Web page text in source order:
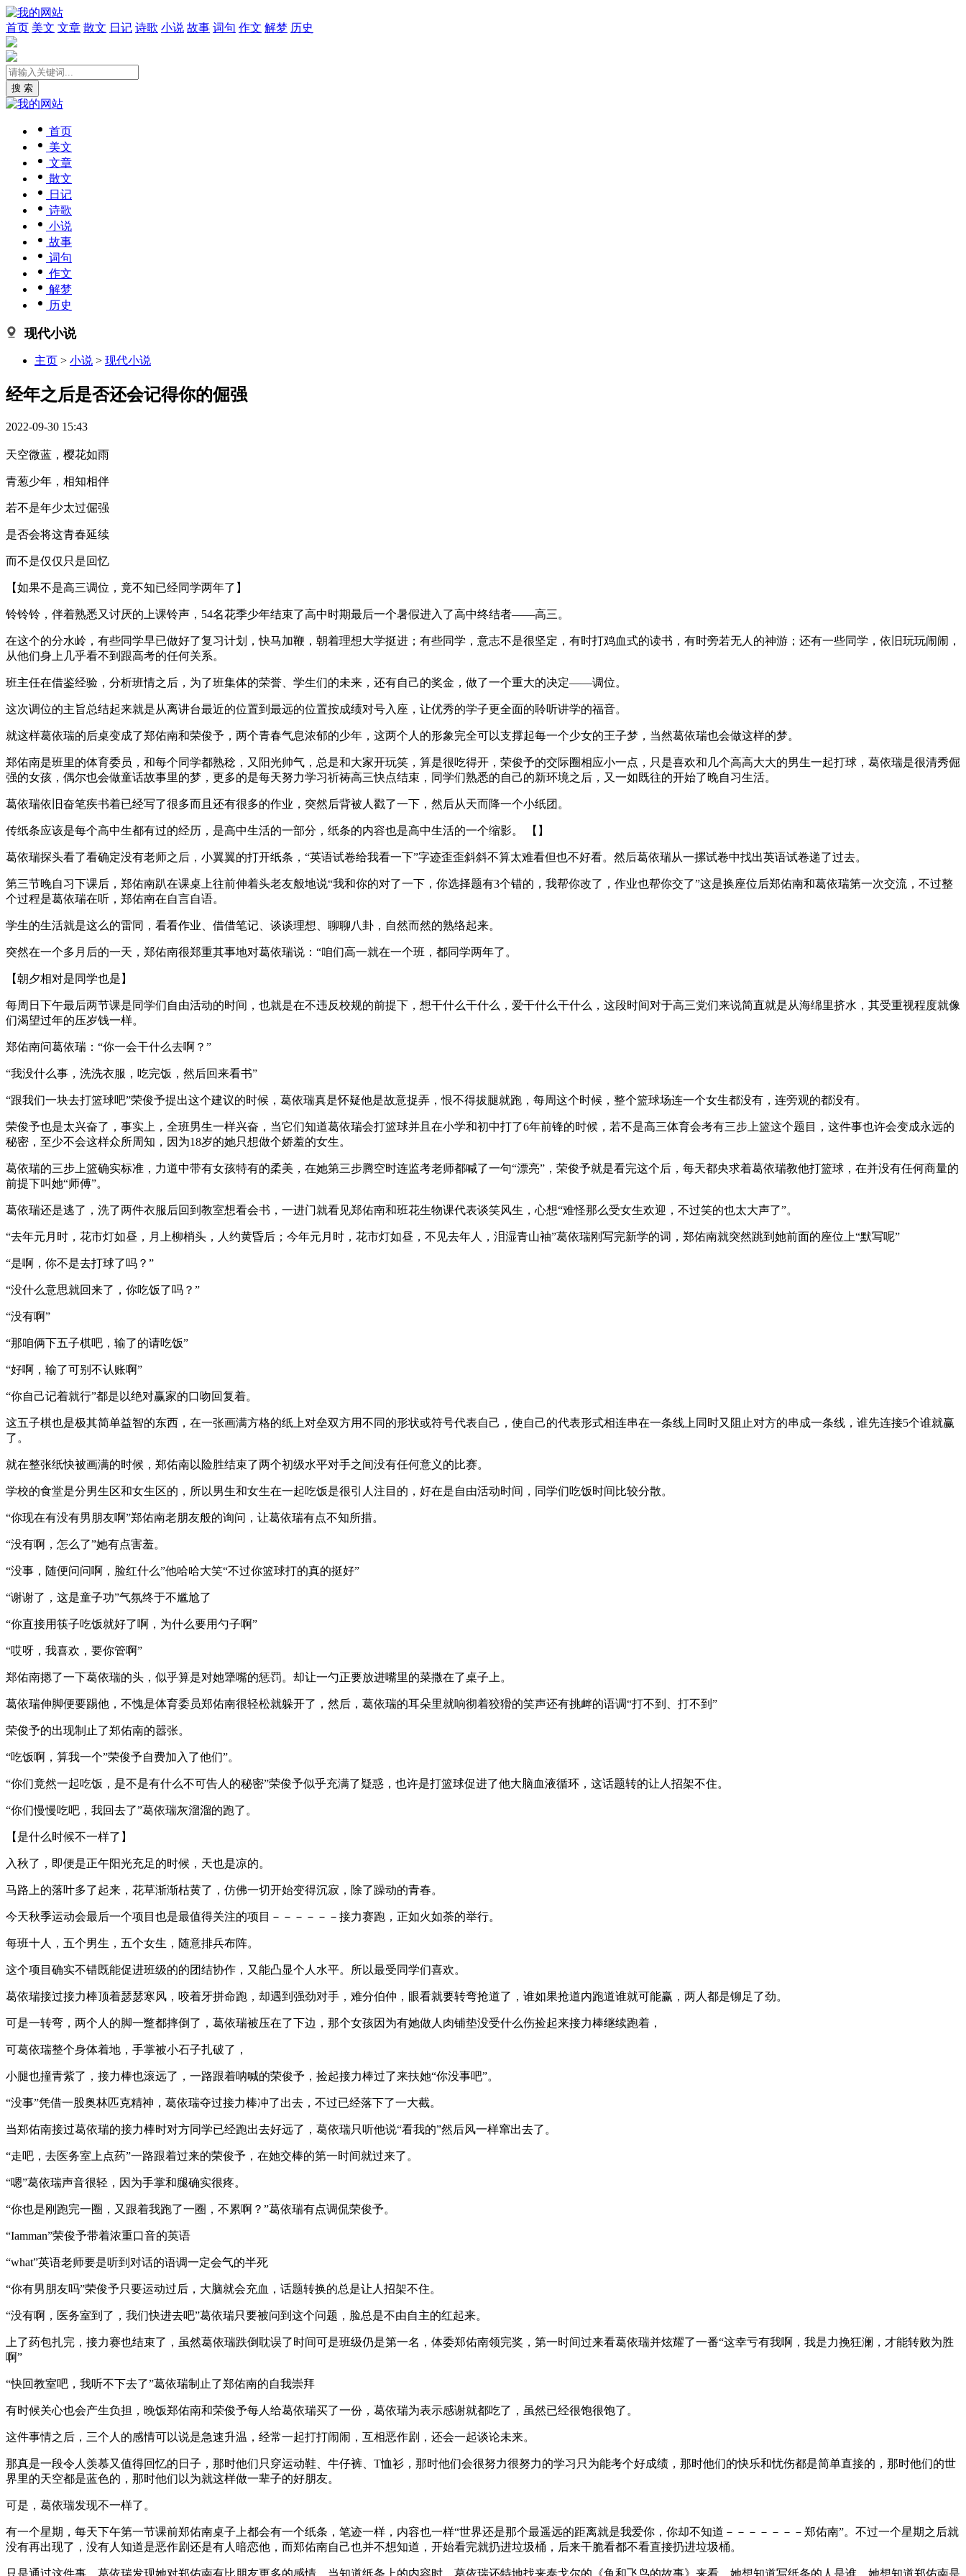
首页 美文 文章 散文 日记 诗歌 小说 故事 词句 作文 解梦 历史
搜 索
首页
美文
文章
散文
日记
诗歌
小说
故事
词句
作文
解梦
历史
现代小说
主页 > 小说 > 现代小说
经年之后是否还会记得你的倔强
2022-09-30 15:43
天空微蓝，樱花如雨
青葱少年，相知相伴
若不是年少太过倔强
是否会将这青春延续
而不是仅仅只是回忆
【如果不是高三调位，竟不知已经同学两年了】
铃铃铃，伴着熟悉又讨厌的上课铃声，54名花季少年结束了高中时期最后一个暑假进入了高中终结者——高三。
在这个的分水岭，有些同学早已做好了复习计划，快马加鞭，朝着理想大学挺进；有些同学，意志不是很坚定，有时打鸡血式的读书，有时旁若无人的神游；还有一些同学，依旧玩玩闹闹，
从他们身上几乎看不到跟高考的任何关系。
班主任在借鉴经验，分析班情之后，为了班集体的荣誉、学生们的未来，还有自己的奖金，做了一个重大的决定——调位。
这次调位的主旨总结起来就是从离讲台最近的位置到最远的位置按成绩对号入座，让优秀的学子更全面的聆听讲学的福音。
就这样葛依瑞的后桌变成了郑佑南和荣俊予，两个青春气息浓郁的少年，这两个人的形象完全可以支撑起每一个少女的王子梦，当然葛依瑞也会做这样的梦。
郑佑南是班里的体育委员，和每个同学都熟稔，又阳光帅气，总是和大家开玩笑，算是很吃得开，荣俊予的交际圈相应小一点，只是喜欢和几个高高大大的男生一起打球，葛依瑞是很清秀倔
强的女孩，偶尔也会做童话故事里的梦，更多的是每天努力学习祈祷高三快点结束，同学们熟悉的自己的新环境之后，又一如既往的开始了晚自习生活。
葛依瑞依旧奋笔疾书着已经写了很多而且还有很多的作业，突然后背被人戳了一下，然后从天而降一个小纸团。
传纸条应该是每个高中生都有过的经历，是高中生活的一部分，纸条的内容也是高中生活的一个缩影。 【】
葛依瑞探头看了看确定没有老师之后，小翼翼的打开纸条，“英语试卷给我看一下”字迹歪歪斜斜不算太难看但也不好看。然后葛依瑞从一摞试卷中找出英语试卷递了过去。
第三节晚自习下课后，郑佑南趴在课桌上往前伸着头老友般地说“我和你的对了一下，你选择题有3个错的，我帮你改了，作业也帮你交了”这是换座位后郑佑南和葛依瑞第一次交流，不过整
个过程是葛依瑞在听，郑佑南在自言自语。
学生的生活就是这么的雷同，看看作业、借借笔记、谈谈理想、聊聊八卦，自然而然的熟络起来。
突然在一个多月后的一天，郑佑南很郑重其事地对葛依瑞说：“咱们高一就在一个班，都同学两年了。
【朝夕相对是同学也是】
每周日下午最后两节课是同学们自由活动的时间，也就是在不违反校规的前提下，想干什么干什么，爱干什么干什么，这段时间对于高三党们来说简直就是从海绵里挤水，其受重视程度就像
们渴望过年的压岁钱一样。
郑佑南问葛依瑞：“你一会干什么去啊？”
“我没什么事，洗洗衣服，吃完饭，然后回来看书”
“跟我们一块去打篮球吧”荣俊予提出这个建议的时候，葛依瑞真是怀疑他是故意捉弄，恨不得拔腿就跑，每周这个时候，整个篮球场连一个女生都没有，连旁观的都没有。
荣俊予也是太兴奋了，事实上，全班男生一样兴奋，当它们知道葛依瑞会打篮球并且在小学和初中打了6年前锋的时候，若不是高三体育会考有三步上篮这个题目，这件事也许会变成永远的
秘密，至少不会这样众所周知，因为18岁的她只想做个娇羞的女生。
葛依瑞的三步上篮确实标准，力道中带有女孩特有的柔美，在她第三步腾空时连监考老师都喊了一句“漂亮”，荣俊予就是看完这个后，每天都央求着葛依瑞教他打篮球，在并没有任何商量的
前提下叫她“师傅”。
葛依瑞还是逃了，洗了两件衣服后回到教室想看会书，一进门就看见郑佑南和班花生物课代表谈笑风生，心想“难怪那么受女生欢迎，不过笑的也太大声了”。
“去年元月时，花市灯如昼，月上柳梢头，人约黄昏后；今年元月时，花市灯如昼，不见去年人，泪湿青山袖”葛依瑞刚写完新学的词，郑佑南就突然跳到她前面的座位上“默写呢”
“是啊，你不是去打球了吗？”
“没什么意思就回来了，你吃饭了吗？”
“没有啊”
“那咱俩下五子棋吧，输了的请吃饭”
“好啊，输了可别不认账啊”
“你自己记着就行”都是以绝对赢家的口吻回复着。
这五子棋也是极其简单益智的东西，在一张画满方格的纸上对垒双方用不同的形状或符号代表自己，使自己的代表形式相连串在一条线上同时又阻止对方的串成一条线，谁先连接5个谁就赢
了。
就在整张纸快被画满的时候，郑佑南以险胜结束了两个初级水平对手之间没有任何意义的比赛。
学校的食堂是分男生区和女生区的，所以男生和女生在一起吃饭是很引人注目的，好在是自由活动时间，同学们吃饭时间比较分散。
“你现在有没有男朋友啊”郑佑南老朋友般的询问，让葛依瑞有点不知所措。
“没有啊，怎么了”她有点害羞。
“没事，随便问问啊，脸红什么”他哈哈大笑“不过你篮球打的真的挺好”
“谢谢了，这是童子功”气氛终于不尴尬了
“你直接用筷子吃饭就好了啊，为什么要用勺子啊”
“哎呀，我喜欢，要你管啊”
郑佑南摁了一下葛依瑞的头，似乎算是对她犟嘴的惩罚。却让一勺正要放进嘴里的菜撒在了桌子上。
葛依瑞伸脚便要踢他，不愧是体育委员郑佑南很轻松就躲开了，然后，葛依瑞的耳朵里就响彻着狡猾的笑声还有挑衅的语调“打不到、打不到”
荣俊予的出现制止了郑佑南的嚣张。
“吃饭啊，算我一个”荣俊予自费加入了他们”。
“你们竟然一起吃饭，是不是有什么不可告人的秘密”荣俊予似乎充满了疑惑，也许是打篮球促进了他大脑血液循环，这话题转的让人招架不住。
“你们慢慢吃吧，我回去了”葛依瑞灰溜溜的跑了。
【是什么时候不一样了】
入秋了，即便是正午阳光充足的时候，天也是凉的。
马路上的落叶多了起来，花草渐渐枯黄了，仿佛一切开始变得沉寂，除了躁动的青春。
今天秋季运动会最后一个项目也是最值得关注的项目－－－－－－接力赛跑，正如火如荼的举行。
每班十人，五个男生，五个女生，随意排兵布阵。
这个项目确实不错既能促进班级的的团结协作，又能凸显个人水平。所以最受同学们喜欢。
葛依瑞接过接力棒顶着瑟瑟寒风，咬着牙拼命跑，却遇到强劲对手，难分伯仲，眼看就要转弯抢道了，谁如果抢道内跑道谁就可能赢，两人都是铆足了劲。
可是一转弯，两个人的脚一蹩都摔倒了，葛依瑞被压在了下边，那个女孩因为有她做人肉铺垫没受什么伤捡起来接力棒继续跑着，
可葛依瑞整个身体着地，手掌被小石子扎破了，
小腿也撞青紫了，接力棒也滚远了，一路跟着呐喊的荣俊予，捡起接力棒过了来扶她“你没事吧”。
“没事”凭借一股奥林匹克精神，葛依瑞夺过接力棒冲了出去，不过已经落下了一大截。
当郑佑南接过葛依瑞的接力棒时对方同学已经跑出去好远了，葛依瑞只听他说“看我的”然后风一样窜出去了。
“走吧，去医务室上点药”一路跟着过来的荣俊予，在她交棒的第一时间就过来了。
“嗯”葛依瑞声音很轻，因为手掌和腿确实很疼。
“你也是刚跑完一圈，又跟着我跑了一圈，不累啊？”葛依瑞有点调侃荣俊予。
“Iamman”荣俊予带着浓重口音的英语
“what”英语老师要是听到对话的语调一定会气的半死
“你有男朋友吗”荣俊予只要运动过后，大脑就会充血，话题转换的总是让人招架不住。
“没有啊，医务室到了，我们快进去吧”葛依瑞只要被问到这个问题，脸总是不由自主的红起来。
上了药包扎完，接力赛也结束了，虽然葛依瑞跌倒耽误了时间可是班级仍是第一名，体委郑佑南领完奖，第一时间过来看葛依瑞并炫耀了一番“这幸亏有我啊，我是力挽狂澜，才能转败为胜
啊”
“快回教室吧，我听不下去了”葛依瑞制止了郑佑南的自我崇拜
有时候关心也会产生负担，晚饭郑佑南和荣俊予每人给葛依瑞买了一份，葛依瑞为表示感谢就都吃了，虽然已经很饱很饱了。
这件事情之后，三个人的感情可以说是急速升温，经常一起打打闹闹，互相恶作剧，还会一起谈论未来。
那真是一段令人羡慕又值得回忆的日子，那时他们只穿运动鞋、牛仔裤、T恤衫，那时他们会很努力很努力的学习只为能考个好成绩，那时他们的快乐和忧伤都是简单直接的，那时他们的世
界里的天空都是蓝色的，那时他们以为就这样做一辈子的好朋友。
可是，葛依瑞发现不一样了。
有一个星期，每天下午第一节课前郑佑南桌子上都会有一个纸条，笔迹一样，内容也一样“世界还是那个最遥远的距离就是我爱你，你却不知道－－－－－－－郑佑南”。不过一个星期之后就
没有再出现了，没有人知道是恶作剧还是有人暗恋他，而郑佑南自己也并不想知道，开始看完就扔进垃圾桶，后来干脆看都不看直接扔进垃圾桶。
只是通过这件事，葛依瑞发现她对郑佑南有比朋友更多的感情，当知道纸条上的内容时，葛依瑞还特地找来泰戈尔的《鱼和飞鸟的故事》来看，她想知道写纸条的人是谁，她想知道郑佑南是